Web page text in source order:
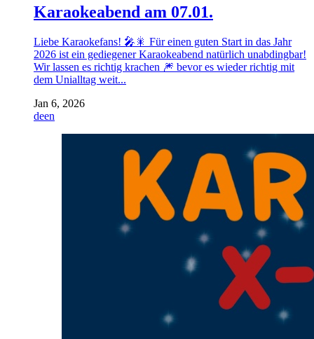
Karaokeabend am 07.01.
Liebe Karaokefans! 🎤🎇 Für einen guten Start in das Jahr
2026 ist ein gediegener Karaokeabend natürlich unabdingbar!
Wir lassen es richtig krachen 🎆 bevor es wieder richtig mit
dem Unialltag weit...
Jan 6, 2026
deen